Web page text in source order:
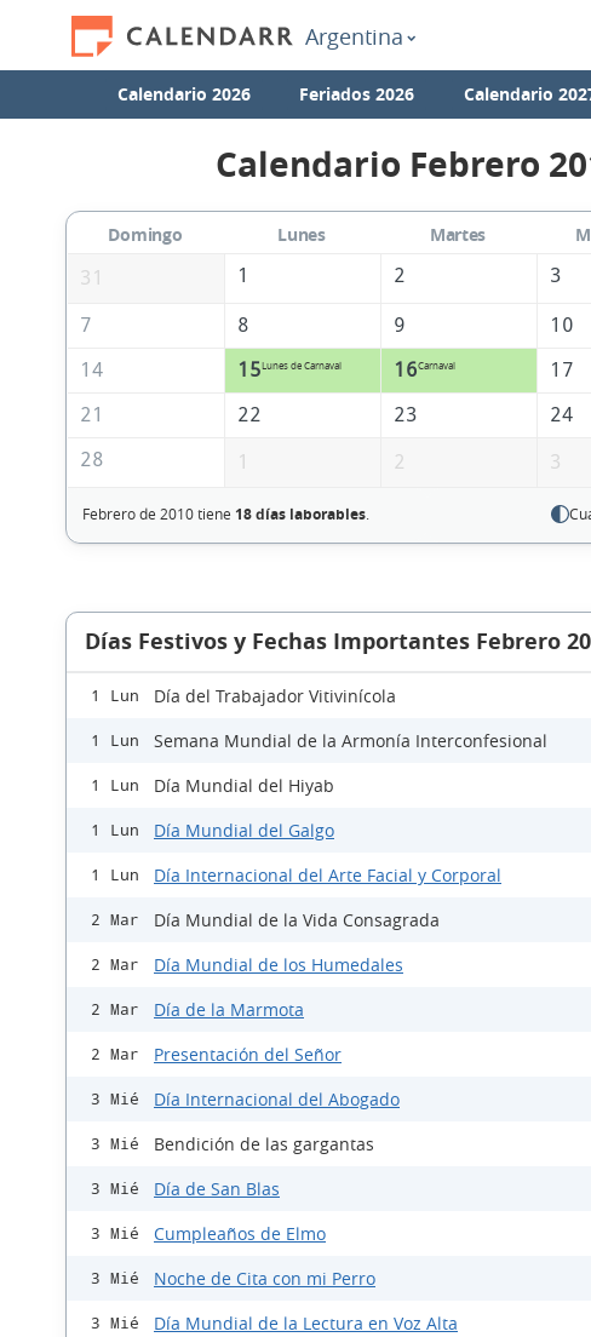
Argentina
Calendario 2026 Feriados 2026 Calendario
Calendario Febrero
Domingo Lunes Martes
31
1 2 3
7 8 9 10
14
15Lunes de Carnaval 16Carnaval 17
21
22 23 24
28
1 2 3
Febrero de 2010 tiene 18 días laborables.
Días Festivos y Fechas Importantes Febrero
1 Lun Día del Trabajador Vitivinícola
1 Lun Semana Mundial de la Armonía Interconfesional
1 Lun Día Mundial del Hiyab
1 Lun Día Mundial del Galgo
1 Lun Día Internacional del Arte Facial y Corporal
2 Mar Día Mundial de la Vida Consagrada
2 Mar Día Mundial de los Humedales
2 Mar Día de la Marmota
2 Mar Presentación del Señor
3 Mié Día Internacional del Abogado
3 Mié Bendición de las gargantas
3 Mié Día de San Blas
3 Mié Cumpleaños de Elmo
3 Mié Noche de Cita con mi Perro
3 Mié Día Mundial de la Lectura en Voz Alta